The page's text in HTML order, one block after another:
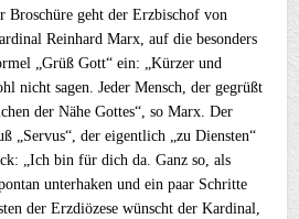
Broschüre geht der Erzbischof von
Reinhard Marx, auf die besonders
„Grüß Gott“ ein: „Kürzer und
nicht sagen. Jeder Mensch, der gegrüßt
der Nähe Gottes“, so Marx. Der
„Servus“, der eigentlich „zu Diensten“
„Ich bin für dich da. Ganz so, als
unterhaken und ein paar Schritte
der Erzdiözese wünscht der Kardinal,